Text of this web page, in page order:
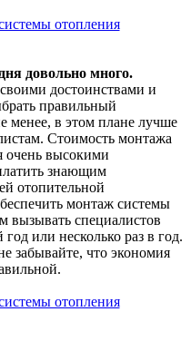
довольно много.
достоинствами и
правильный
менее, в этом плане лучше
Стоимость монтажа
очень высокими
знающим
отопительной
монтаж системы
вызывать специалистов
или несколько раз в год.
забывайте, что экономия